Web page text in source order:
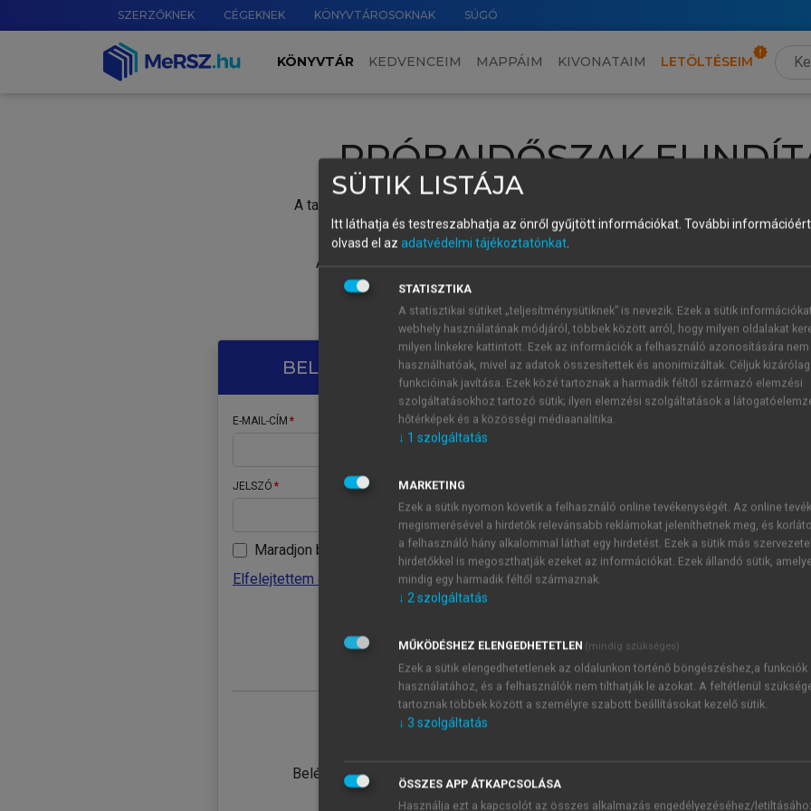
SZERZŐKNEK CÉGEKNEK KÖNYVTÁROSOKNAK SÚGÓ
KÖNYVTÁR KEDVENCEIM MAPPÁIM KIVONATAIM LETÖLTÉSEIM
PRÓBAIDŐSZAK
A tartalom megtekintéséhez lépj be a saját fiókoddal, iskolai azonosítóddal vagy
Új felhasználóként1 óra díjmentes hozzáférésrevagy
A próbaidőszak elindításához,
vagy hozz
A regisztráció után a
BELÉPÉS SAJÁT FIÓKKAL
E-MAIL-CÍM
JELSZÓ
Maradjon belépve
Elfelejtettem a jelszavamat
Belépés intézményi azonosítóval
ÚJ FIÓK
1 óra
JELSZÓ
Kérek értesítést a MeRSZ
Kérek értesítést az
SÜTIK LISTÁJA
Itt láthatja és testreszabhatja az önről gyűjtött információkat. További
olvasd el az adatvédelmi tájékoztatónkat.
STATISZTIKA
A statisztikai sütiket „teljesítménysütiknek” is nevezik. Ezek a sütik
webhely használatának módjáról, többek között arról, hogy milyen oldalakat
milyen linkekre kattintott. Ezek az információk a felhasználó azonosítására nem
használhatóak, mivel az adatok összesítettek és anonimizáltak. Céljuk
funkcióinak javítása. Ezek közé tartoznak a harmadik féltől származó elemzési
szolgáltatásokhoz tartozó sütik; ilyen elemzési szolgáltatások a
hőtérképek és a közösségi médiaanalitika.
↓ 1 szolgáltatás
MARKETING
Ezek a sütik nyomon követik a felhasználó online tevékenységét. Az online
megismerésével a hirdetők relevánsabb reklámokat jeleníthetnek meg, és
a felhasználó hány alkalommal láthat egy hirdetést. Ezek a sütik más
hirdetőkkel is megoszthatják ezeket az információkat. Ezek állandó sütik,
mindig egy harmadik féltől származnak.
↓ 2szolgáltatás
MŰKÖDÉSHEZ ELENGEDHETETLEN (mindig szükséges)
Ezek a sütik elengedhetetlenek az oldalunkon történő böngészéshez,a funkciók
használatához, és a felhasználók nem tilthatják le azokat. A feltétlenül
tartoznak többek között a személyre szabott beállításokat kezelő sütik.
↓ 3 szolgáltatás
ÖSSZES APP ÁTKAPCSOLÁSA
Használja ezt a kapcsolót az összes alkalmazás engedélyezéséhez/